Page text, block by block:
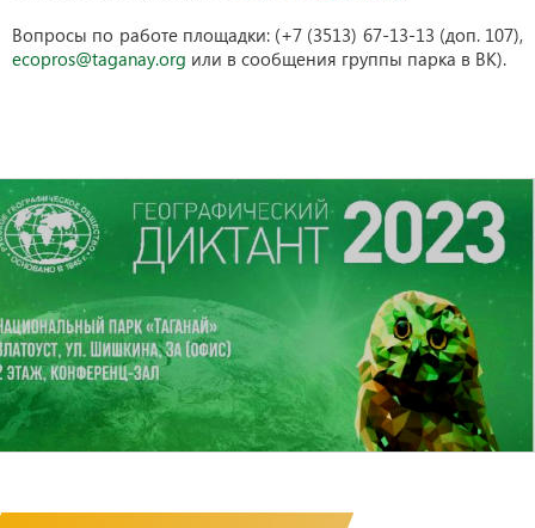
Вопросы по работе площадки: (+7 (3513) 67-13-13 (доп. 107),
ecopros@taganay.org или в сообщения группы парка в ВК).